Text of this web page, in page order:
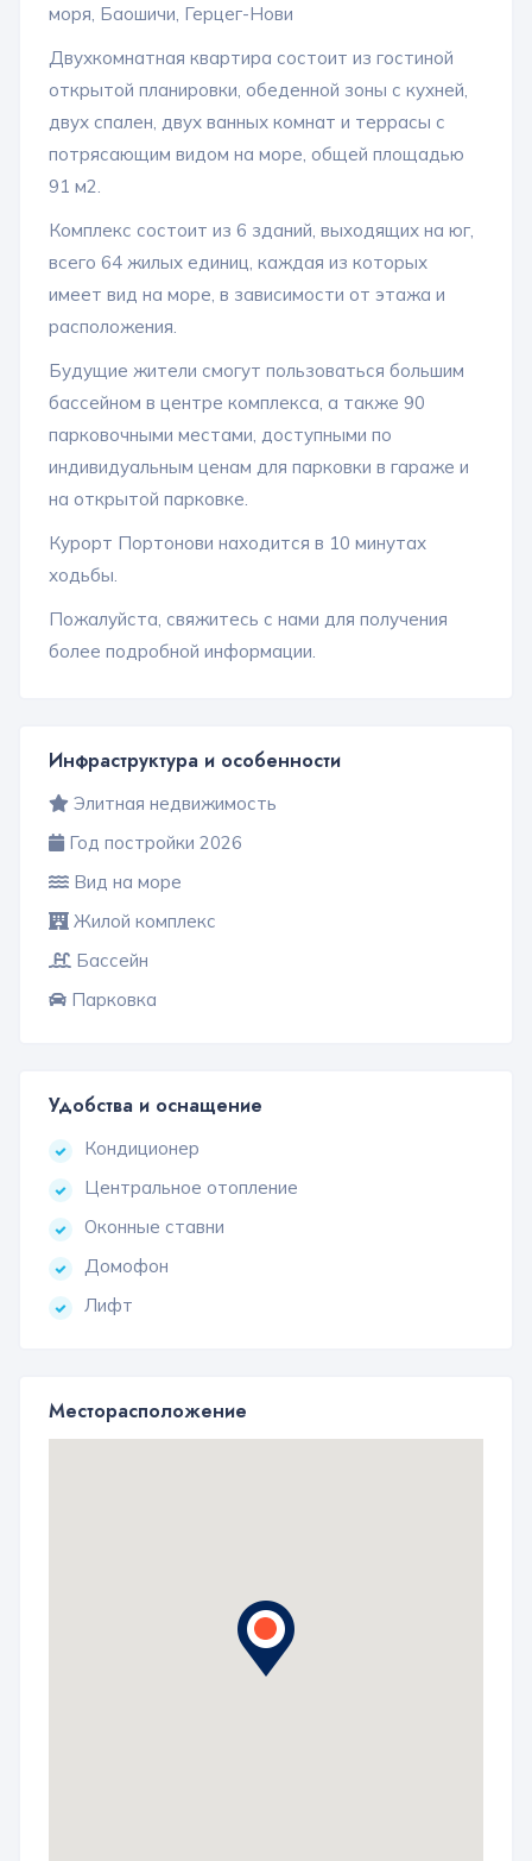
моря, Баошичи, Герцег-Нови
Двухкомнатная квартира состоит из гостиной
открытой планировки, обеденной зоны с кухней,
двух спален, двух ванных комнат и террасы с
потрясающим видом на море, общей площадью
91 м2.
Комплекс состоит из 6 зданий, выходящих на юг,
всего 64 жилых единиц, каждая из которых
имеет вид на море, в зависимости от этажа и
расположения.
Будущие жители смогут пользоваться большим
бассейном в центре комплекса, а также 90
парковочными местами, доступными по
индивидуальным ценам для парковки в гараже и
на открытой парковке.
Курорт Портонови находится в 10 минутах
ходьбы.
Пожалуйста, свяжитесь с нами для получения
более подробной информации.
Инфраструктура и особенности
Элитная недвижимость
Год постройки 2026
Вид на море
Жилой комплекс
Бассейн
Парковка
Удобства и оснащение
Кондиционер
Центральное отопление
Оконные ставни
Домофон
Лифт
Месторасположение